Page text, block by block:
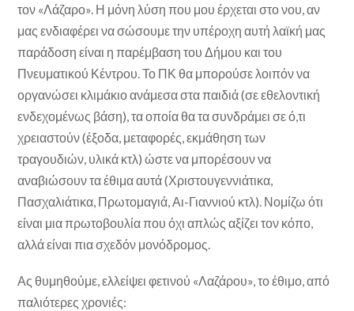
τον «Λάζαρο». Η μόνη λύση που μου έρχεται στο νου, αν
μας ενδιαφέρει να σώσουμε την υπέροχη αυτή λαϊκή μας
παράδοση είναι η παρέμβαση του Δήμου και του
Πνευματικού Κέντρου. Το ΠΚ θα μπορούσε λοιπόν να
οργανώσει κλιμάκιο ανάμεσα στα παιδιά (σε εθελοντική
ενδεχομένως βάση), τα οποία θα τα συνδράμει σε ό,τι
χρειαστούν (έξοδα, μεταφορές, εκμάθηση των
τραγουδιών, υλικά κτλ) ώστε να μπορέσουν να
αναβιώσουν τα έθιμα αυτά (Χριστουγεννιάτικα,
Πασχαλιάτικα, Πρωτομαγιά, Αι-Γιαννιού κτλ). Νομίζω ότι
είναι μια πρωτοβουλία που όχι απλώς αξίζει τον κόπο,
αλλά είναι πια σχεδόν μονόδρομος.
Ας θυμηθούμε, ελλείψει φετινού «Λαζάρου», το έθιμο, από
παλιότερες χρονιές: